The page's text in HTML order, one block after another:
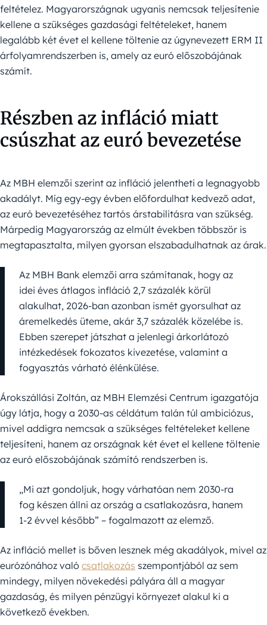
feltételez. Magyarországnak ugyanis nemcsak teljesítenie
kellene a szükséges gazdasági feltételeket, hanem
legalább két évet el kellene töltenie az úgynevezett ERM II
árfolyamrendszerben is, amely az euró előszobájának
számít.
Részben az infláció miatt
csúszhat az euró bevezetése
Az MBH elemzői szerint az infláció jelentheti a legnagyobb
akadályt. Míg egy-egy évben előfordulhat kedvező adat,
az euró bevezetéséhez tartós árstabilitásra van szükség.
Márpedig Magyarország az elmúlt években többször is
megtapasztalta, milyen gyorsan elszabadulhatnak az árak.
Az MBH Bank elemzői arra számítanak, hogy az
idei éves átlagos infláció 2,7 százalék körül
alakulhat, 2026-ban azonban ismét gyorsulhat az
áremelkedés üteme, akár 3,7 százalék közelébe is.
Ebben szerepet játszhat a jelenlegi árkorlátozó
intézkedések fokozatos kivezetése, valamint a
fogyasztás várható élénkülése.
Árokszállási Zoltán, az MBH Elemzési Centrum igazgatója
úgy látja, hogy a 2030-as céldátum talán túl ambiciózus,
mivel addigra nemcsak a szükséges feltételeket kellene
teljesíteni, hanem az országnak két évet el kellene töltenie
az euró előszobájának számító rendszerben is.
„Mi azt gondoljuk, hogy várhatóan nem 2030-ra
fog készen állni az ország a csatlakozásra, hanem
1-2 évvel később” – fogalmazott az elemző.
Az infláció mellet is bőven lesznek még akadályok, mivel az
eurózónához való csatlakozás szempontjából az sem
mindegy, milyen növekedési pályára áll a magyar
gazdaság, és milyen pénzügyi környezet alakul ki a
következő években.